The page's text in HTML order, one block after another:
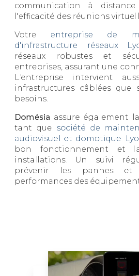
communication à
l'efficacité des réunions
Votre entreprise de
d'infrastructure réseaux
réseaux robustes et
entreprises, assurant une
L'entreprise intervient
infrastructures câblées que
besoins.
Domésia assure également
tant que société de
audiovisuel et domotique
bon fonctionnement et
installations. Un suivi
prévenir les pannes et
performances des